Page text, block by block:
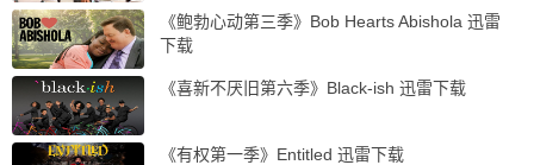
《鲍勃心动第三季》Bob Hearts Abishola 迅雷
下载
《喜新不厌旧第六季》Black-ish 迅雷下载
《有权第一季》Entitled 迅雷下载